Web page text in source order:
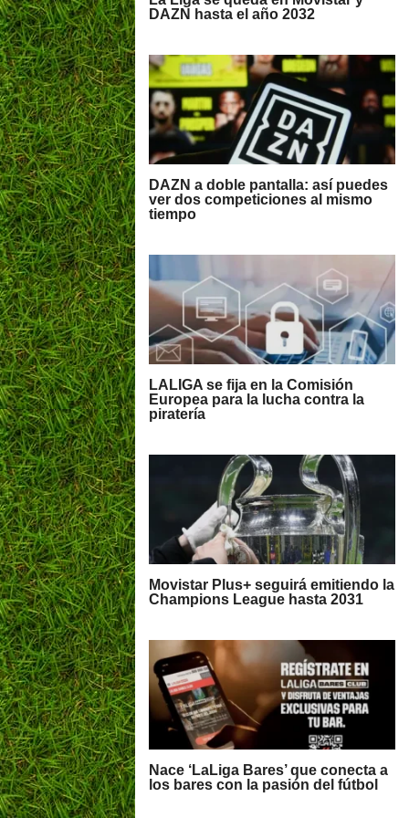
DAZN hasta el año 2032
DAZN a doble pantalla: así puedes
ver dos competiciones al mismo
tiempo
LALIGA se fija en la Comisión
Europea para la lucha contra la
piratería
Movistar Plus+ seguirá emitiendo la
Champions League hasta 2031
Nace ‘LaLiga Bares’ que conecta a
los bares con la pasión del fútbol